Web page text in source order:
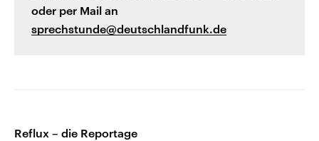
oder per Mail an
sprechstunde@deutschlandfunk.de
Reflux – die Reportage